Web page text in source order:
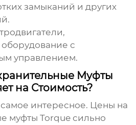
замыканий и других
с
управлением.
Муфты
на Стоимость?
самое интересное. Цены на
муфты Torque сильно